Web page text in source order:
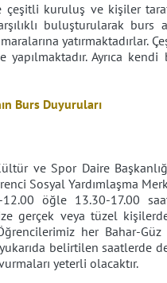
çeşitli kuruluş ve kişiler
buluşturularak burs
yatırmaktadırlar.
yapılmaktadır. Ayrıca
Burs Duyuruları
ve Spor Daire
Sosyal Yardımlaşma
öğle 13.30-17.00
gerçek veya tüzel
her Bahar-
belirtilen saatlerde
yeterli olacaktır.